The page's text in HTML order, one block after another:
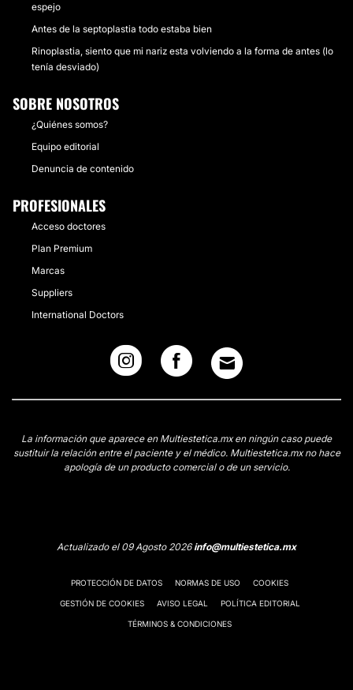
espejo
Antes de la septoplastia todo estaba bien
Rinoplastia, siento que mi nariz esta volviendo a la forma de antes (lo
tenía desviado)
SOBRE NOSOTROS
¿Quiénes somos?
Equipo editorial
Denuncia de contenido
PROFESIONALES
Acceso doctores
Plan Premium
Marcas
Suppliers
International Doctors
La información que aparece en Multiestetica.mx en ningún caso puede
sustituir la relación entre el paciente y el médico. Multiestetica.mx no hace
apología de un producto comercial o de un servicio.
Actualizado el 09 Agosto 2026info@multiestetica.mx
PROTECCIÓN DE DATOS NORMAS DE USO COOKIES
GESTIÓN DE COOKIES AVISO LEGAL POLÍTICA EDITORIAL
TÉRMINOS & CONDICIONES